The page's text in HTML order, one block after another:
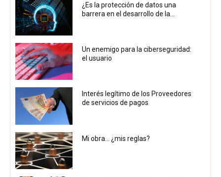
¿Es la protección de datos una
barrera en el desarrollo de la...
Un enemigo para la ciberseguridad:
el usuario
Interés legítimo de los Proveedores
de servicios de pagos
Mi obra… ¿mis reglas?